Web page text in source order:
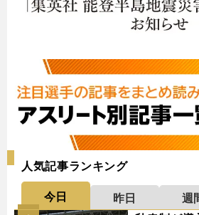
人気記事ランキング
今日 昨日 週